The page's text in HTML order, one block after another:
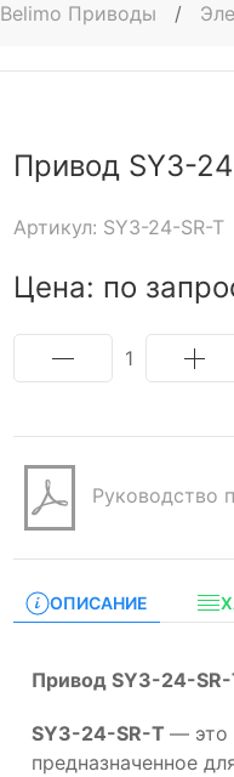
Belimo Приводы /
Привод SY3-
Артикул: SY3-24-SR-T
Цена: по
1
Руководство
ОПИСАНИЕ
Привод SY3-24-
SY3-24-SR-T — это
предназначенное